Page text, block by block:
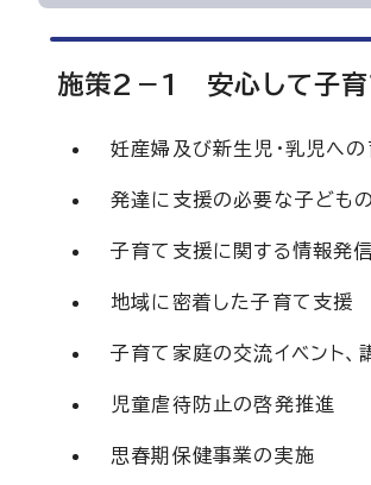
施策2－1 安心して子育
妊産婦及び新生児・乳児へ
発達に支援の必要な子ども
子育て支援に関する情報発
地域に密着した子育て支援
子育て家庭の交流イベント、
児童虐待防止の啓発推進
思春期保健事業の実施